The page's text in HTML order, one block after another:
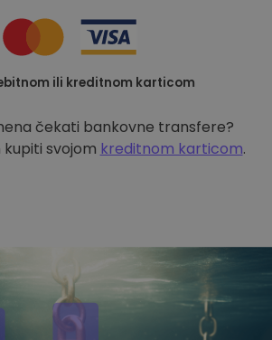
ili kreditnom karticom
čekati bankovne transfere?
svojom kreditnom karticom.